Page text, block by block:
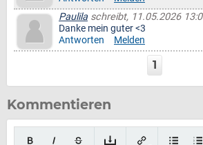
Paulilaschreibt, 11.05.2026
Danke mein guter <3
Antworten
Melden
1
Kommentieren